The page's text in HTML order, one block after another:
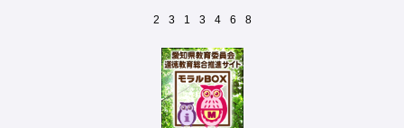
2 3 1 3 4 6 8